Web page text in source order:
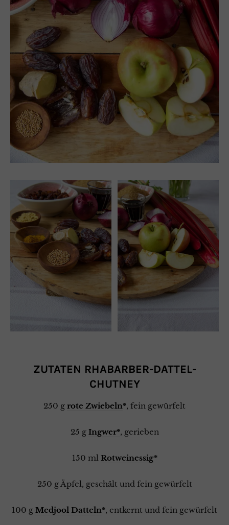
ZUTATEN RHABARBER-DATTEL-
CHUTNEY
250 g rote Zwiebeln*, fein gewürfelt
25 g Ingwer*, gerieben
150 ml Rotweinessig*
250 g Äpfel, geschält und fein gewürfelt
100 g Medjool Datteln*, entkernt und fein gewürfelt